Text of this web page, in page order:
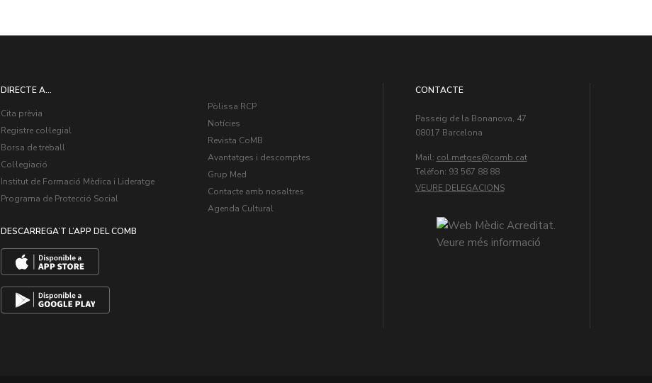
DIRECTE A...
Cita prèvia
Registre col·legial
Borsa de treball
Col·legiació
Institut de Formació Mèdica i Lideratge
Programa de Protecció Social
DESCARREGA’T L’APP DEL COMB
Pòlissa RCP
Notícies
Revista CoMB
Avantatges i descomptes
Grup Med
Contacte amb nosaltres
Agenda Cultural
CONTACTE
Passeig de la Bonanova, 47
08017 Barcelona
Mail: col.metges
Teléfon: 93 567 88 88
VEURE DELEGACIONS